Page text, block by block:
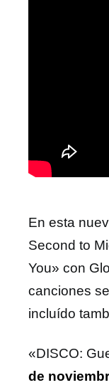
En esta
Second to
You» con
canciones
incluído
«DISCO:
de